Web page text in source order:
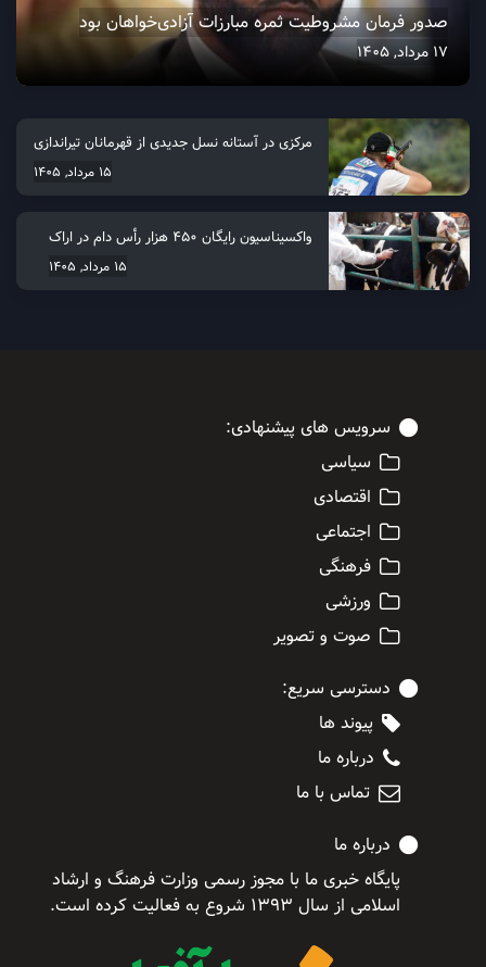
صدور فرمان مشروطیت ثمره مبارزات آزادی‌خواهان بود
17 مرداد, 1405
مرکزی در آستانه نسل جدیدی از قهرمانان تیراندازی
15 مرداد, 1405
واکسیناسیون رایگان ۴۵۰ هزار رأس دام در اراک
15 مرداد, 1405
سرویس های پیشنهادی:
سیاسی
اقتصادی
اجتماعی
فرهنگی
ورزشی
صوت و تصویر
دسترسی سریع:
پیوند ها
درباره ما
تماس با ما
درباره ما
پایگاه خبری ما با مجوز رسمی وزارت فرهنگ و ارشاد
اسلامی از سال ۱۳۹۳ شروع به فعالیت کرده است.